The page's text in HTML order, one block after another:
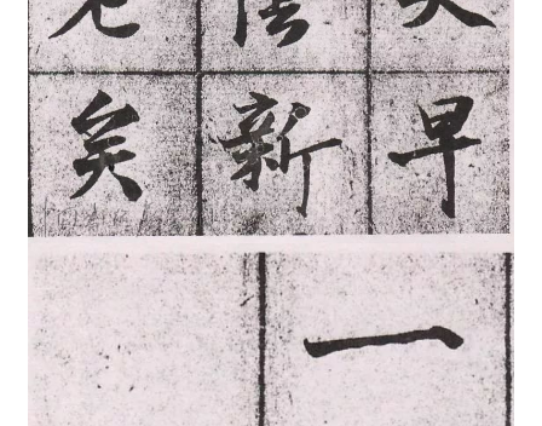
體
字
一
百
例